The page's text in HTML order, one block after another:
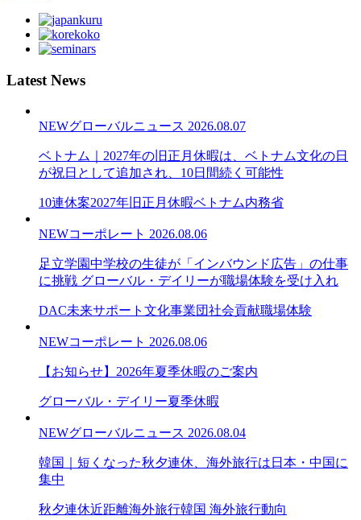
Latest News
NEWグローバルニュース 2026.08.07
ベトナム｜2027年の旧正月休暇は、ベトナム文化の日
が祝日として追加され、10日間続く可能性
10連休案2027年旧正月休暇ベトナム内務省
NEWコーポレート 2026.08.06
足立学園中学校の生徒が「インバウンド広告」の仕事
に挑戦 グローバル・デイリーが職場体験を受け入れ
DAC未来サポート文化事業団社会貢献職場体験
NEWコーポレート 2026.08.06
【お知らせ】2026年夏季休暇のご案内
グローバル・デイリー夏季休暇
NEWグローバルニュース 2026.08.04
韓国｜短くなった秋夕連休、海外旅行は日本・中国に
集中
秋夕連休近距離海外旅行韓国 海外旅行動向